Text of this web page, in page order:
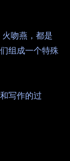
吻燕，都是
组成一个特殊
写作的过